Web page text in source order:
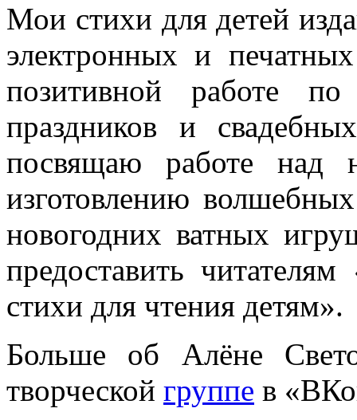
Мои стихи для детей
электронных и
позитивной работе
праздников и
посвящаю работе над
изготовлению
новогодних ватных
предоставить
стихи для чтения детям».
Больше об Алёне
творческой группе в